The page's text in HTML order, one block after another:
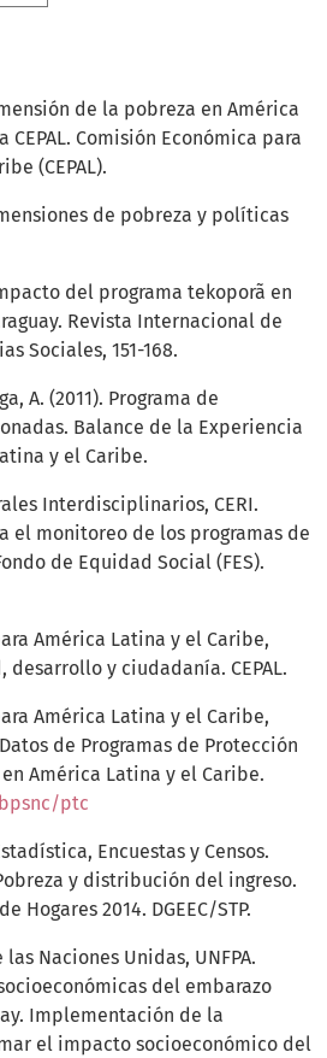
de la pobreza en América
CEPAL. Comisión Económica para
(CEPAL).
de pobreza y políticas
del programa tekoporã en
Revista Internacional de
Sociales, 151-168.
A. (2011). Programa de
Balance de la Experiencia
y el Caribe.
Interdisciplinarios, CERI.
el monitoreo de los programas de
de Equidad Social (FES).
América Latina y el Caribe,
desarrollo y ciudadanía. CEPAL.
América Latina y el Caribe,
Datos de Programas de Protección
América Latina y el Caribe.
ptc
Encuestas y Censos.
y distribución del ingreso.
Hogares 2014. DGEEC/STP.
Naciones Unidas, UNFPA.
del embarazo
Implementación de la
el impacto socioeconómico del